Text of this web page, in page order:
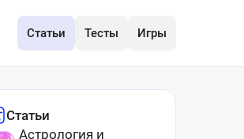
Статьи Тесты Игры
Статьи
Астрология и